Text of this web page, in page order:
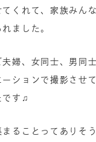
くれて、家族みん
ました。
婦、女同士、男同士
ションで撮影させ
です♫
ることってありそ